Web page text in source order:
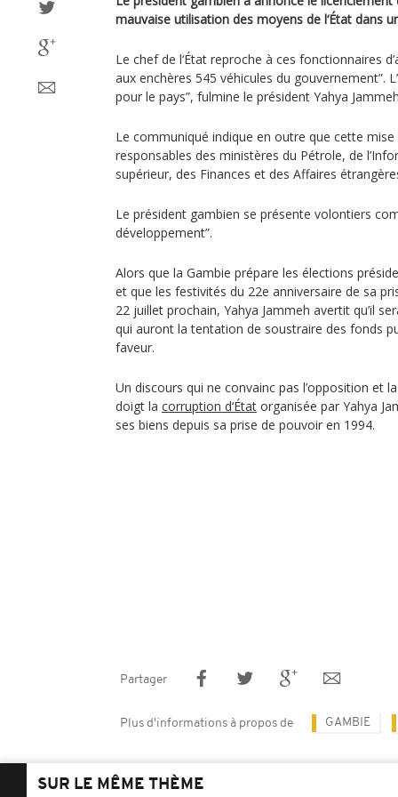
mauvaise utilisation des moyens de l‘État dans
Le chef de l‘État reproche à ces fonctionnaires
aux enchères 545 véhicules du gouvernement”.
pour le pays”, fulmine le président Yahya
Le communiqué indique en outre que cette mise
responsables des ministères du Pétrole, de
supérieur, des Finances et des Affaires
Le président gambien se présente volontiers
développement”.
Alors que la Gambie prépare les élections
et que les festivités du 22e anniversaire de sa
22 juillet prochain, Yahya Jammeh avertit qu’il
qui auront la tentation de soustraire des fonds
faveur.
Un discours qui ne convainc pas l’opposition et
doigt la corruption d‘État organisée par Yahya
ses biens depuis sa prise de pouvoir en 1994.
Partager
Plus d'informations à propos de GAMBIE
SUR LE MÊME THÈME